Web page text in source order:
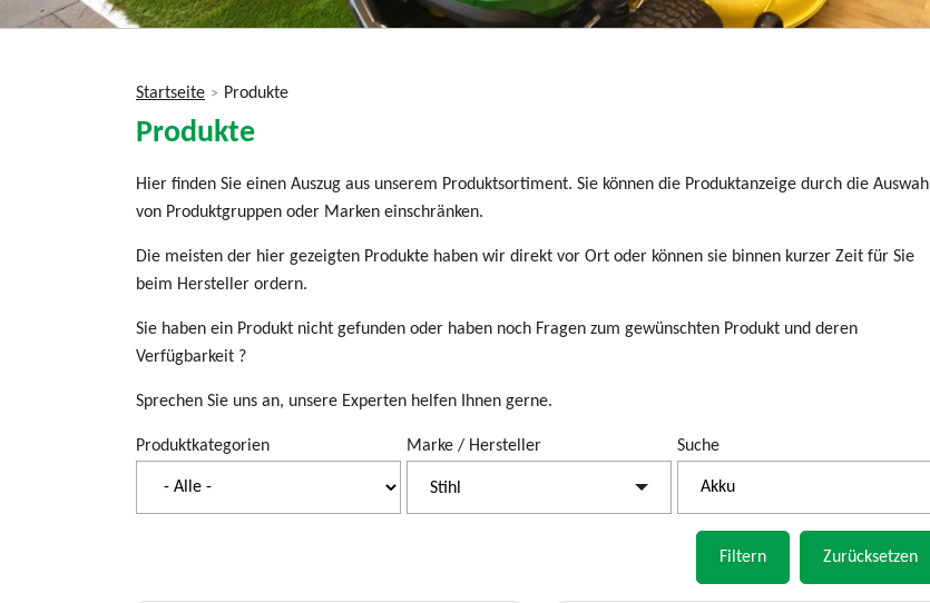
sind
Startseite > Produkte
Produkte
Hier finden Sie einen Auszug aus unserem Produktsortiment. Sie können die Produktanzeige durch die Auswahl
von Produktgruppen oder Marken einschränken.
Die meisten der hier gezeigten Produkte haben wir direkt vor Ort oder können sie binnen kurzer Zeit für Sie
beim Hersteller ordern.
Sie haben ein Produkt nicht gefunden oder haben noch Fragen zum gewünschten Produkt und deren
Verfügbarkeit ?
Sprechen Sie uns an, unsere Experten helfen Ihnen gerne.
Produktkategorien Marke / Hersteller
Stihl
Suche